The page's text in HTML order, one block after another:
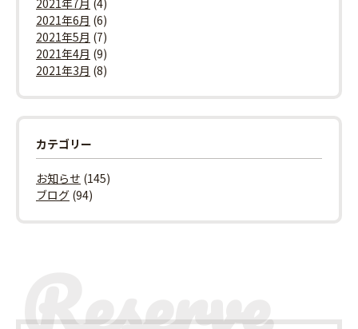
2021年7月 (4)
2021年6月 (6)
2021年5月 (7)
2021年4月 (9)
2021年3月 (8)
カテゴリー
お知らせ (145)
ブログ (94)